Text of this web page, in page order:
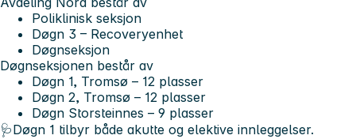
Poliklinisk seksjon
Døgn 3 – Recoveryenhet
Døgnseksjon
Døgnseksjonen består av
Døgn 1, Tromsø – 12 plasser
Døgn 2, Tromsø – 12 plasser
Døgn Storsteinnes – 9 plasser
🩺Døgn 1 tilbyr både akutte og elektive innleggelser.